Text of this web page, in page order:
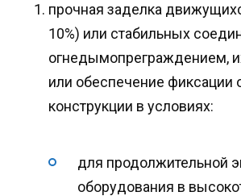
прочная заделка
10%) или стабильных
огнедымопреграждением,
или обеспечение фиксации
конструкции в условиях:
для продолжительной
оборудования в